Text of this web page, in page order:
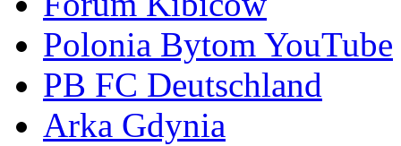
Polonia Bytom YouTube
PB FC Deutschland
Arka Gdynia